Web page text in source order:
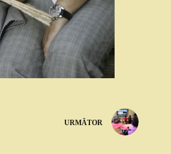
URMĂTOR